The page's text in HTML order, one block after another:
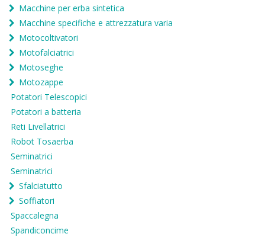
Macchine per erba sintetica
Macchine specifiche e attrezzatura varia
Motocoltivatori
Motofalciatrici
Motoseghe
Motozappe
Potatori Telescopici
Potatori a batteria
Reti Livellatrici
Robot Tosaerba
Seminatrici
Seminatrici
Sfalciatutto
Soffiatori
Spaccalegna
Spandiconcime